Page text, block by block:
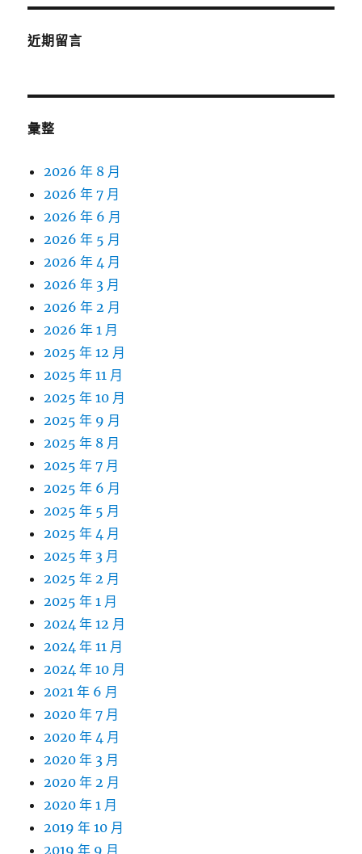
近期留言
彙整
2026 年 8 月
2026 年 7 月
2026 年 6 月
2026 年 5 月
2026 年 4 月
2026 年 3 月
2026 年 2 月
2026 年 1 月
2025 年 12 月
2025 年 11 月
2025 年 10 月
2025 年 9 月
2025 年 8 月
2025 年 7 月
2025 年 6 月
2025 年 5 月
2025 年 4 月
2025 年 3 月
2025 年 2 月
2025 年 1 月
2024 年 12 月
2024 年 11 月
2024 年 10 月
2021 年 6 月
2020 年 7 月
2020 年 4 月
2020 年 3 月
2020 年 2 月
2020 年 1 月
2019 年 10 月
2019 年 9 月